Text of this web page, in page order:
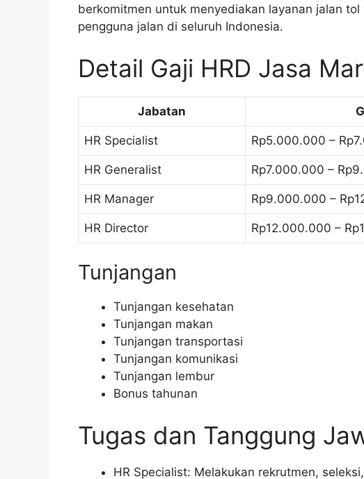
berkomitmen untuk menyediakan layanan jalan
pengguna jalan di seluruh Indonesia.
Detail Gaji HRD Jasa
Jabatan
HR Specialist Rp5.000.000 –
HR Generalist Rp7.000.000 –
HR Manager Rp9.000.000 –
HR Director Rp12.000.000 –
Tunjangan
Tunjangan kesehatan
Tunjangan makan
Tunjangan transportasi
Tunjangan komunikasi
Tunjangan lembur
Bonus tahunan
Tugas dan Tanggung
HR Specialist: Melakukan rekrutmen,